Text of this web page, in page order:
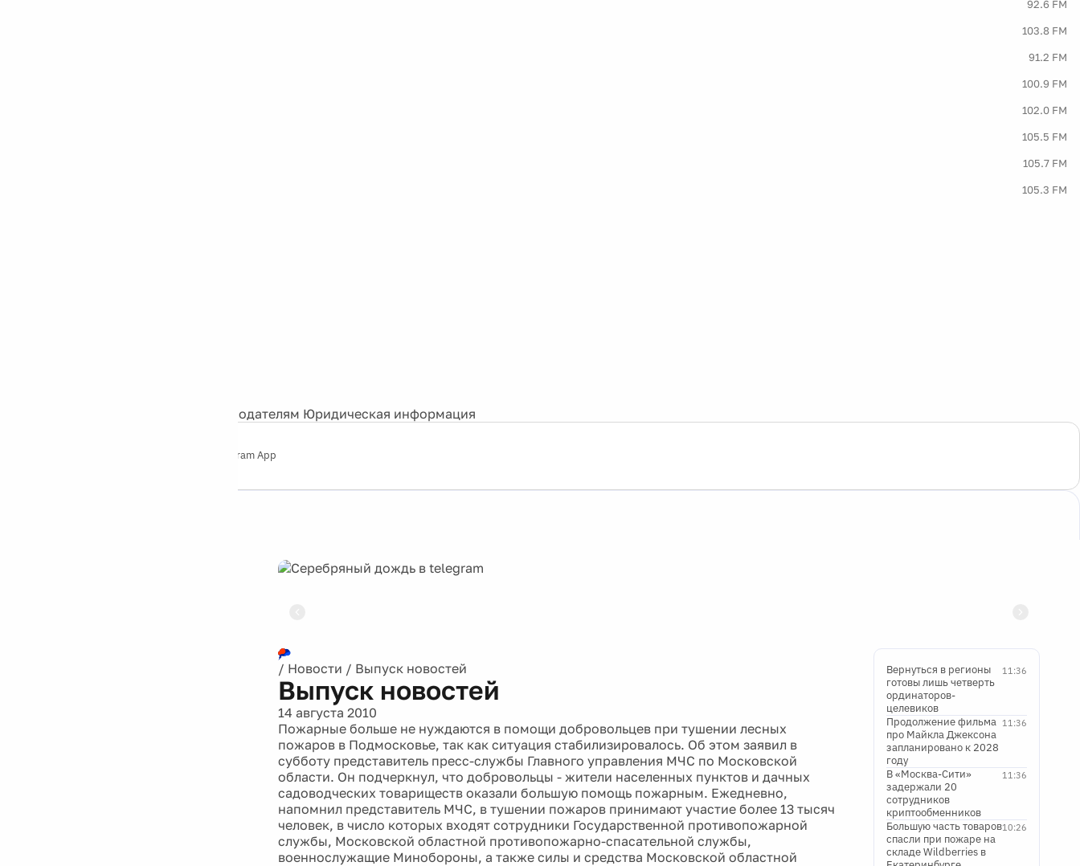
92.6 FM
103.8 FM
91.2 FM
100.9 FM
102.0 FM
105.5 FM
105.7 FM
105.3 FM
Рекламодателям Юридическая информация
Telegram App
/ Новости / Выпуск новостей
Выпуск новостей
14 августа 2010
Пожарные больше не нуждаются в помощи добровольцев при тушении лесных
пожаров в Подмосковье, так как ситуация стабилизировалось. Об этом заявил в
субботу представитель пресс-службы Главного управления МЧС по Московской
области. Он подчеркнул, что добровольцы - жители населенных пунктов и дачных
садоводческих товариществ оказали большую помощь пожарным. Ежедневно,
напомнил представитель МЧС, в тушении пожаров принимают участие более 13 тысяч
человек, в число которых входят сотрудники Государственной противопожарной
службы, Московской областной противопожарно-спасательной службы,
военнослужащие Минобороны, а также силы и средства Московской областной
11:36
Вернуться в регионы
готовы лишь четверть
ординаторов-
целевиков
11:36
Продолжение фильма
про Майкла Джексона
запланировано к 2028
году
11:36
В «Москва-Сити»
задержали 20
сотрудников
криптообменников
10:26
Большую часть товаров
спасли при пожаре на
складе Wildberries в